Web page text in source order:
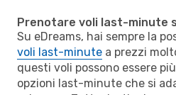
Prenotare voli last-minute
Su eDreams, hai sempre la
voli last-minute a prezzi
questi voli possono essere
opzioni last-minute che si